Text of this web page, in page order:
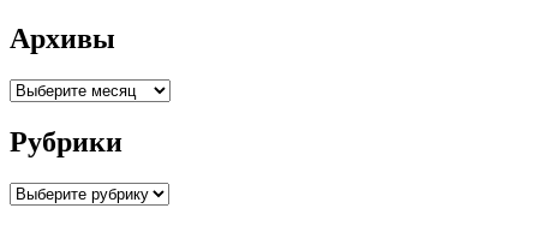
Архивы
Архивы
Рубрики
Рубрики